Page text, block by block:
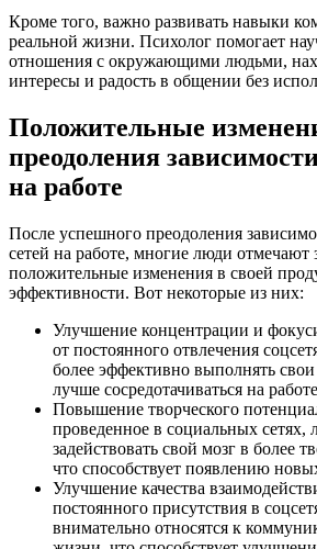
Кроме того, важно развивать навыки
реальной жизни. Психолог помогает
отношения с окружающими людьми,
интересы и радость в общении без
Положительные
преодоления
на работе
После успешного преодоления
сетей на работе, многие люди отмечают
положительные изменения в своей
эффективности. Вот некоторые из них:
Улучшение концентрации и
от постоянного отвлечения
более эффективно выполнять свои
лучше сосредотачиваться на
Повышение творческого
проведенное в социальных
задействовать свой мозг в более
что способствует появлению
Улучшение качества
постоянного присутствия в
внимательно относятся к